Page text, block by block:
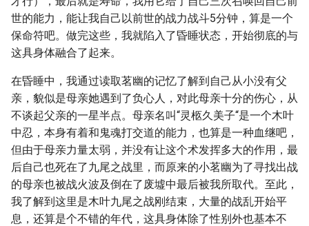
世的能力，能让我自己以前世的战力战斗5分钟，算是一个
保命符吧。做完这些，我就陷入了昏睡状态，开始彻底的与
这具身体融合了起来。
在昏睡中，我通过读取茗幽的记忆了解到自己从小没有父
亲，貌似是母亲她遇到了负心人，对此母亲十分的伤心，从
不谈起父亲的一星半点。母亲名叫“灵柩久美子“是一个木叶
中忍，本身有着和鬼魂打交道的能力，也算是一种血继吧，
但由于母亲力量太弱，并没有让这个术发挥多大的作用，最
后自己也死在了九尾之战里，而原来的小茗幽为了寻找出战
的母亲也被战火波及倒在了废墟中最后被我所取代。至此，
我了解到这里是木叶九尾之战刚结束，大量的战乱开始平
息，还算是个不错的年代，这具身体除了性别外也基本不